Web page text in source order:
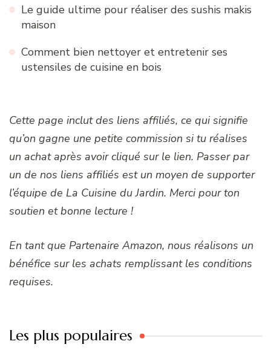
Le guide ultime pour réaliser des sushis makis
maison
Comment bien nettoyer et entretenir ses
ustensiles de cuisine en bois
Cette page inclut des liens affiliés, ce qui signifie
qu’on gagne une petite commission si tu réalises
un achat après avoir cliqué sur le lien. Passer par
un de nos liens affiliés est un moyen de supporter
l’équipe de La Cuisine du Jardin. Merci pour ton
soutien et bonne lecture !
En tant que Partenaire Amazon, nous réalisons un
bénéfice sur les achats remplissant les conditions
requises.
Les plus populaires